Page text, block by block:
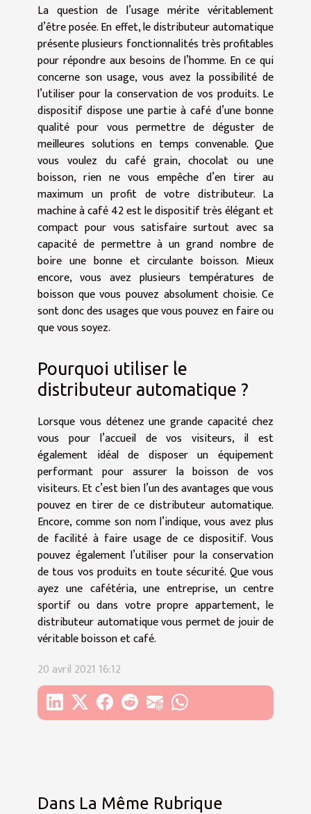
La question de l’usage mérite véritablement
d’être posée. En effet, le distributeur automatique
présente plusieurs fonctionnalités très profitables
pour répondre aux besoins de l’homme. En ce qui
concerne son usage, vous avez la possibilité de
l’utiliser pour la conservation de vos produits. Le
dispositif dispose une partie à café d’une bonne
qualité pour vous permettre de déguster de
meilleures solutions en temps convenable. Que
vous voulez du café grain, chocolat ou une
boisson, rien ne vous empêche d’en tirer au
maximum un profit de votre distributeur. La
machine à café 42est le dispositif très élégant et
compact pour vous satisfaire surtout avec sa
capacité de permettre à un grand nombre de
boire une bonne et circulante boisson. Mieux
encore, vous avez plusieurs températures de
boisson que vous pouvez absolument choisie. Ce
sont donc des usages que vous pouvez en faire ou
que vous soyez.
Pourquoi utiliser le
distributeur automatique ?
Lorsque vous détenez une grande capacité chez
vous pour l’accueil de vos visiteurs, il est
également idéal de disposer un équipement
performant pour assurer la boisson de vos
visiteurs. Et c’est bien l’un des avantages que vous
pouvez en tirer de ce distributeur automatique.
Encore, comme son nom l’indique, vous avez plus
de facilité à faire usage de ce dispositif. Vous
pouvez également l’utiliser pour la conservation
de tous vos produits en toute sécurité. Que vous
ayez une cafétéria, une entreprise, un centre
sportif ou dans votre propre appartement, le
distributeur automatique vous permet de jouir de
véritable boisson et café.
20 avril 2021 16:12
Dans La Même Rubrique